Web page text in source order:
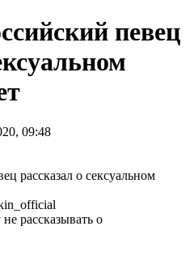
певец
09:48
рассказывать о